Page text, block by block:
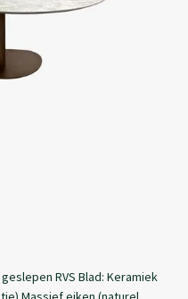
RVS Blad: Keramiek